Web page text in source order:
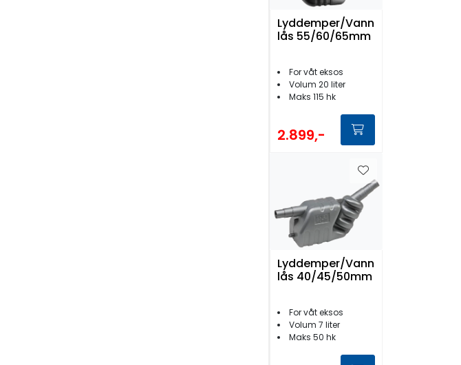
Lyddemper/Vann
lås 55/60/65mm
For våt eksos
Volum 20 liter
Maks 115 hk
2.899,-
Lyddemper/Vann
lås 40/45/50mm
For våt eksos
Volum 7 liter
Maks 50 hk